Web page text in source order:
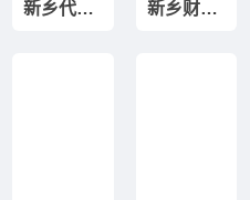
新乡代办工商年报,新乡代办税务年报,个体户税务年报和工商年报的申报流程是什么？ 新乡财务外包有哪些风险？